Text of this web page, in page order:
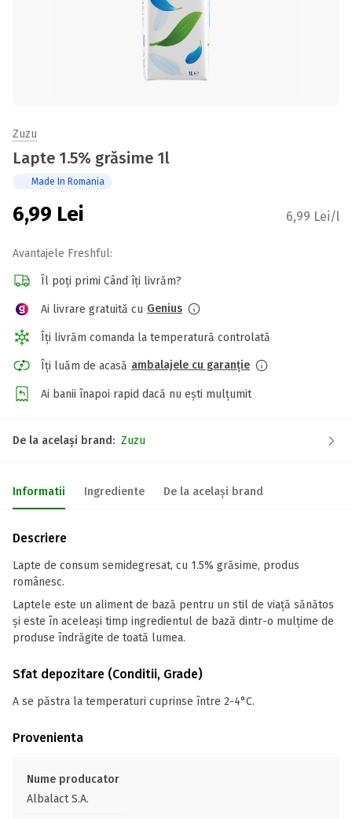
Zuzu
Lapte 1.5% grăsime 1l
Made In Romania
6,99 Lei 6,99 Lei/l
Avantajele Freshful:
Îl poți primi Când îți livrăm?
Ai livrare gratuită cu Genius
Îți livrăm comanda la temperatură controlată
Îți luăm de acasă ambalajele cu garanție
Ai banii înapoi rapid dacă nu ești mulțumit
De la același brand: Zuzu
Informatii Ingrediente De la același brand
Descriere
Lapte de consum semidegresat, cu 1.5% grăsime, produs
românesc.
Laptele este un aliment de bază pentru un stil de viață sănătos
și este în aceleași timp ingredientul de bază dintr-o mulțime de
produse îndrăgite de toată lumea.
Sfat depozitare (Conditii, Grade)
A se păstra la temperaturi cuprinse între 2-4°C.
Provenienta
Nume producator
Albalact S.A.